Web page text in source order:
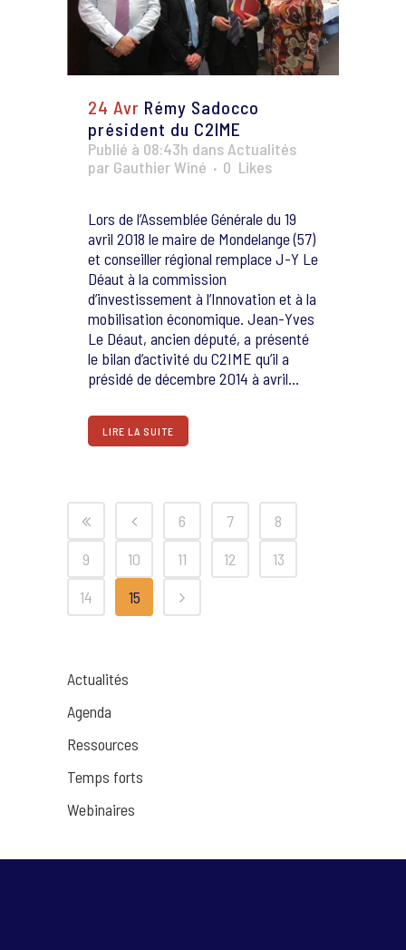
24 Avr Rémy Sadocco
président du C2IME
Publié à 08:43h dans Actualités
par Gauthier Winé 0 Likes
Lors de l’Assemblée Générale du 19
avril 2018 le maire de Mondelange (57)
et conseiller régional remplace J-Y Le
Déaut à la commission
d’investissement à l’Innovation et à la
mobilisation économique. Jean-Yves
Le Déaut, ancien député, a présenté
le bilan d’activité du C2IME qu’il a
présidé de décembre 2014 à avril...
LIRE LA SUITE
6 7
8
9
10 11 12
13
14
15
Actualités
Agenda
Ressources
Temps forts
Webinaires